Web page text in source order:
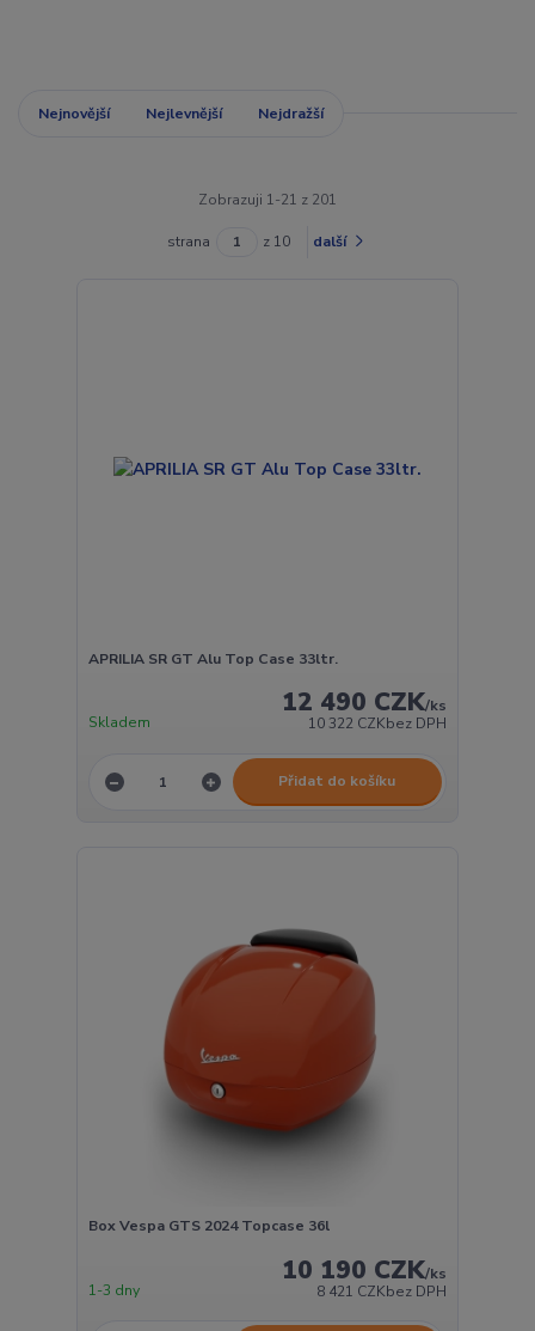
Nejnovější Nejlevnější Nejdražší
Zobrazuji 1-21 z 201
strana z 10 další
APRILIA SR GT Alu Top Case 33ltr.
12 490 CZK/ks
10 322 CZKbez DPH
Skladem
Přidat do košíku
Box Vespa GTS 2024 Topcase 36l
10 190 CZK/ks
8 421 CZKbez DPH
1-3 dny